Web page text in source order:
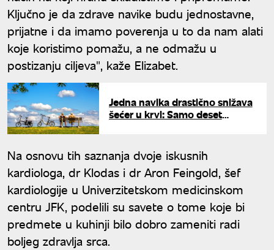
Ključno je da zdrave navike budu jednostavne,
prijatne i da imamo poverenja u to da nam alati
koje koristimo pomažu, a ne odmažu u
postizanju ciljeva", kaže Elizabet.
Jedna navika drastično snižava
šećer u krvi: Samo deset
Na osnovu tih saznanja dvoje iskusnih
kardiologa, dr Klodas i dr Aron Feingold, šef
kardiologije u Univerzitetskom medicinskom
centru JFK, podelili su savete o tome koje bi
predmete u kuhinji bilo dobro zameniti radi
boljeg zdravlja srca.